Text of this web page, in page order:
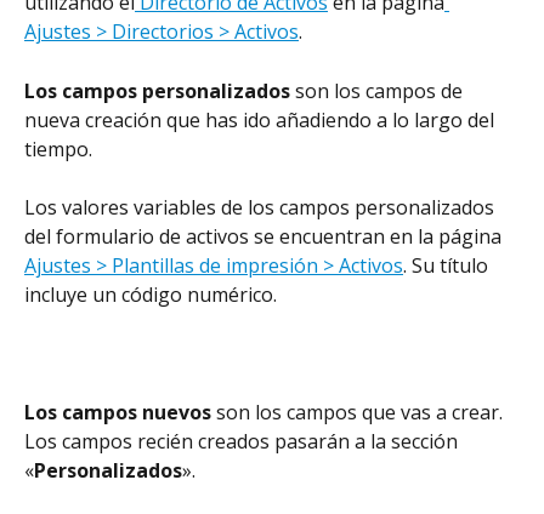
Ajustes > Directorios > Activos.
Los campos personalizados son los campos de
nueva creación que has ido añadiendo a lo largo del
tiempo.
Los valores variables de los campos personalizados
del formulario de activos se encuentran en la página
Ajustes > Plantillas de impresión > Activos. Su título
incluye un código numérico.
Los campos nuevos son los campos que vas a crear.
Los campos recién creados pasarán a la sección
«Personalizados».